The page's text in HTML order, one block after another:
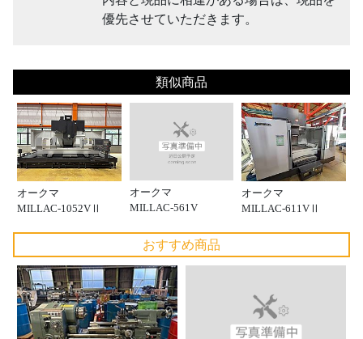
優先させていただきます。
類似商品
オークマ
MILLAC-1052VⅡ
オークマ
MILLAC-561V
オークマ
MILLAC-611VⅡ
おすすめ商品